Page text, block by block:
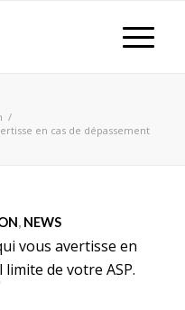
/
en cas de dépassement
, NEWS
vous avertisse en
de votre ASP.